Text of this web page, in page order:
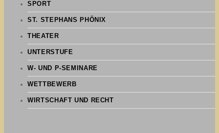
SPORT
ST. STEPHANS PHÖNIX
THEATER
UNTERSTUFE
W- UND P-SEMINARE
WETTBEWERB
WIRTSCHAFT UND RECHT